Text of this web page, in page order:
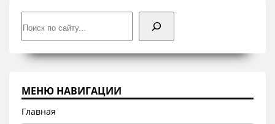
МЕНЮ НАВИГАЦИИ
Главная